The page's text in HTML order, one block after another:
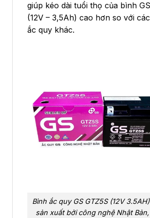
giúp kéo dài tuổi thọ của bình
(12V – 3,5Ah) cao hơn so với
ắc quy khác.
Bình ắc quy GS GTZ5S (12V
sản xuất bởi công nghệ Nhật